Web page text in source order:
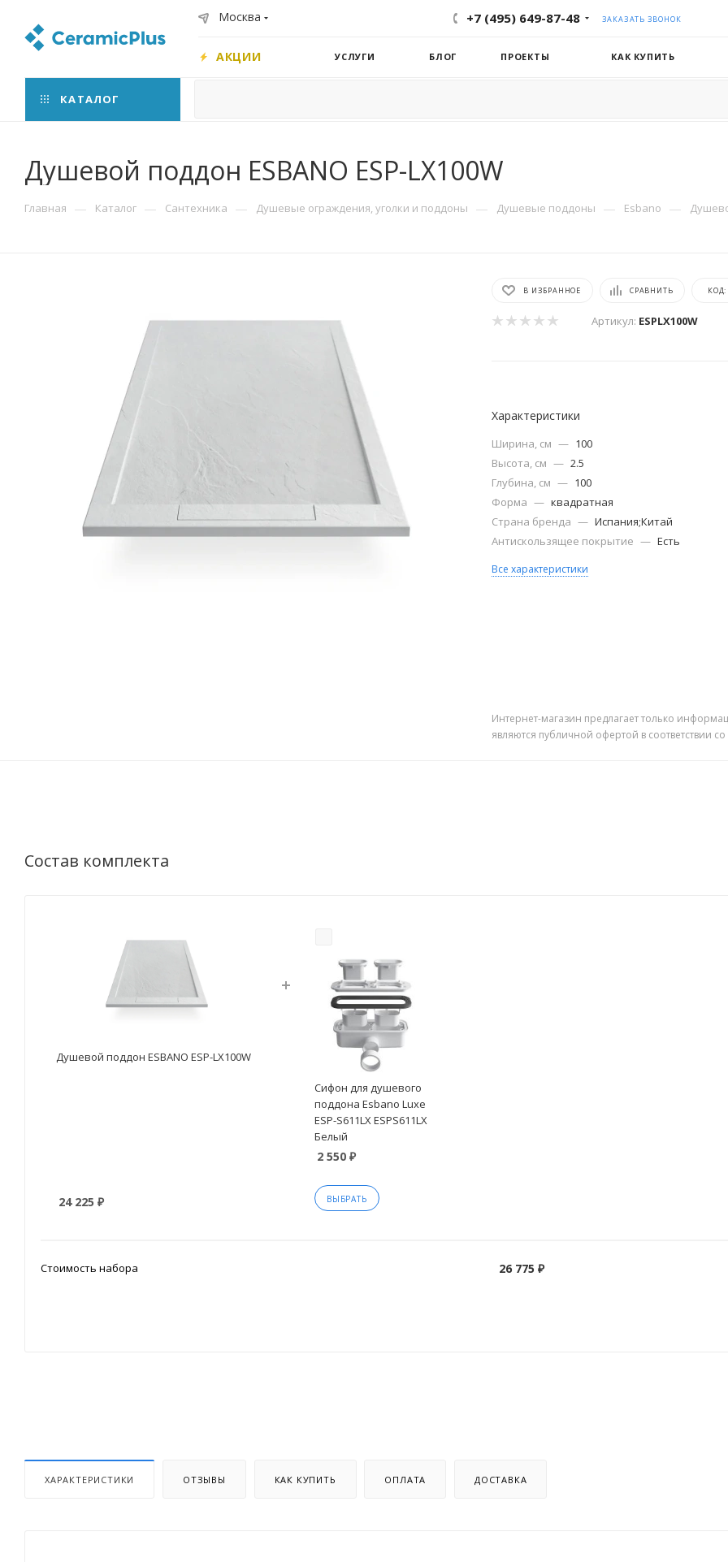
Москва +7 (495) 649-87-48 ЗАКАЗАТЬ ЗВОНОК
АКЦИИ УСЛУГИ БЛОГ ПРОЕКТЫ КАК КУПИТЬ
КАТАЛОГ
Душевой поддон ESBANO ESP-LX100W
Главная — Каталог — Сантехника — Душевые ограждения, уголки и поддоны — Душевые поддоны — Esbano —
В ИЗБРАННОЕ СРАВНИТЬ КОД:
Артикул: ESPLX100W
Характеристики
Ширина, см — 100
Высота, см — 2.5
Глубина, см — 100
Форма — квадратная
Страна бренда — Испания;Китай
Антискользящее покрытие — Есть
Все характеристики
Интернет-магазин предлагает только
являются публичной офертой в соответствии
Состав комплекта
Душевой поддон ESBANO ESP-LX100W
24 225 ₽
Сифон для душевого
поддона Esbano Luxe
ESP-S611LX ESPS611LX
Белый
2 550 ₽
ВЫБРАТЬ
Стоимость набора 26 775 ₽
ХАРАКТЕРИСТИКИ ОТЗЫВЫ КАК КУПИТЬ ОПЛАТА ДОСТАВКА